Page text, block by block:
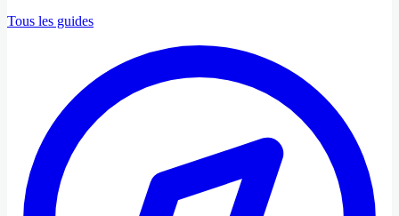
Tous les guides